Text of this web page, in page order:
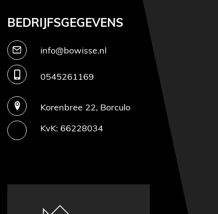
BEDRIJFSGEGEVENS
info@bowisse.nl
0545261169
Korenbree 22, Borculo
KvK: 66228034